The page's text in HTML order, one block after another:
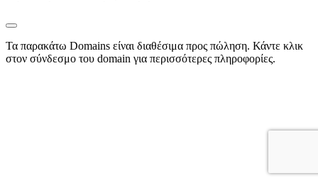
Τα παρακάτω Domains είναι διαθέσιμα προς πώληση. Κάντε κλικ
στον σύνδεσμο του domain για περισσότερες πληροφορίες.